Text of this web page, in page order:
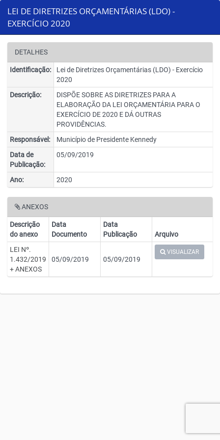
LEI DE DIRETRIZES ORÇAMENTÁRIAS (LDO) -
EXERCÍCIO 2020
DETALHES
Identificação:
Lei de Diretrizes Orçamentárias (LDO) - Exercício
2020
Descrição:
DISPÕE SOBRE AS DIRETRIZES PARA A
ELABORAÇÃO DA LEI ORÇAMENTÁRIA PARA O
EXERCÍCIO DE 2020 E DÁ OUTRAS
PROVIDÊNCIAS.
Responsável:
Município de Presidente Kennedy
Data de
Publicação:
05/09/2019
Ano: 2020
ANEXOS
Descrição
do anexo
Data
Documento
Data
Publicação
Arquivo
LEI Nº.
1.432/2019
+ ANEXOS
05/09/2019 05/09/2019
VISUALIZAR